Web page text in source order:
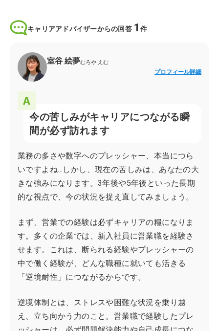
キャリアアドバイザーからの回答 1 件
室谷 絵夢むろや えむ
プロフィール詳細
今の苦しみがキャリアにつながる瞬
間が必ず訪れます
業務の多さや数字へのプレッシャー、本当につら
いですよね…しかし、現在の苦しみは、あなたの大
きな強みになります。3年後や5年後といった長期
的な視点で、今の状況を捉え直してみましょう。
まず、営業での経験は必ずキャリアの糧になりま
す。多くの企業では、新入社員に営業職を経験さ
せます。これは、断られる経験やプレッシャーの
中で働く経験が、どんな職種に就いても活きる
「逆境耐性」につながるからです。
逆境体制とは、ストレスや困難な状況を乗り越
え、立ち向かう力のこと。営業職で経験したプレ